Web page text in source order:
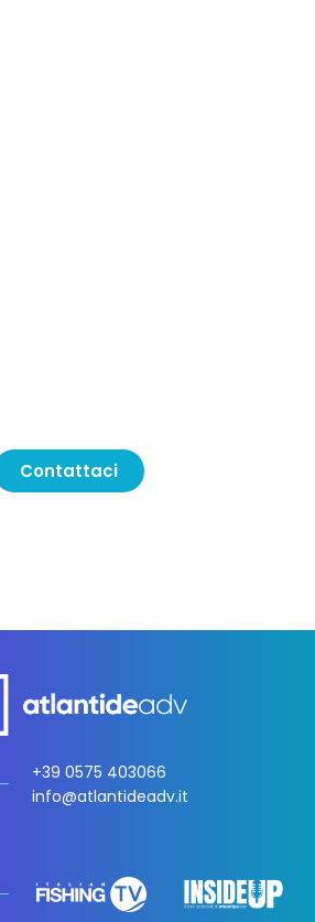
Contattaci
+39 0575 403066
info@atlantideadv.it